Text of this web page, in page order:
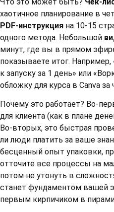
хаотичное планирование в
PDF-инструкция на 10-15
одного метода. Небольшой
минут, где вы в прямом
показываете итог.
к запуску за 1 день» или
обложку для курса в Canva за
Почему это работает? Во-
для клиента (как в плане
Во-вторых, это быстрая
ли люди платить за ваше
бесценный опыт упаковки,
отточите все процессы на
потом не утонуть в
станет фундаментом вашей
первым кирпичиком в